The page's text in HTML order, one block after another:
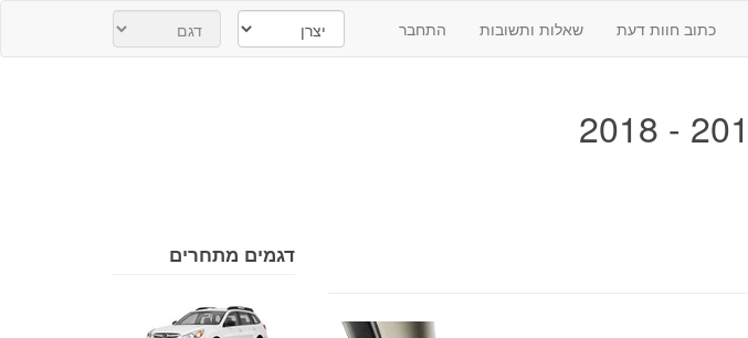
כתוב חוות דעת שאלות ותשובות התחבר
דגמים מתחרים